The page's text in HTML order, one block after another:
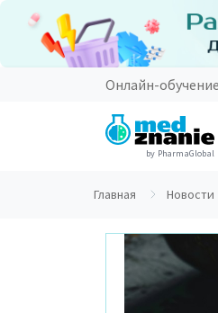
Онлайн-
by PharmaGlobal
Главная Новости